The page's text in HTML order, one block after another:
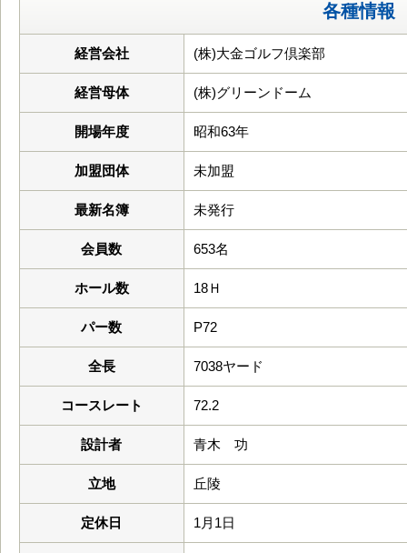
各種情報
経営会社 (株)大金ゴルフ倶楽部
経営母体 (株)グリーンドーム
開場年度 昭和63年
加盟団体 未加盟
最新名簿 未発行
会員数 653名
ホール数 18Ｈ
パー数 P72
全長 7038ヤード
コースレート 72.2
設計者 青木 功
立地 丘陵
定休日 1月1日